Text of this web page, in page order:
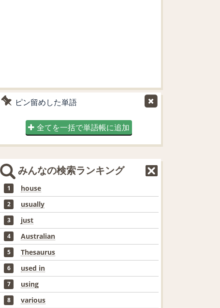
ピン留めした単語
全てを一括で単語帳に追加
みんなの検索ランキング
1 house
2 usually
3 just
4 Australian
5 Thesaurus
6 used in
7 using
8 various